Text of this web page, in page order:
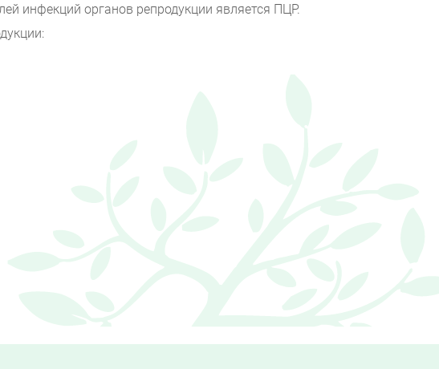
инфекций органов репродукции является ПЦР.